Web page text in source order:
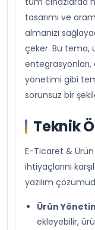
tasarımı ve
almanızı
çeker. Bu tema,
entegrasyonları,
yönetimi gibi
sorunsuz bir
Teknik
E-Ticaret &
ihtiyaçlarını
yazılım
Ürün
ekleyebilir,